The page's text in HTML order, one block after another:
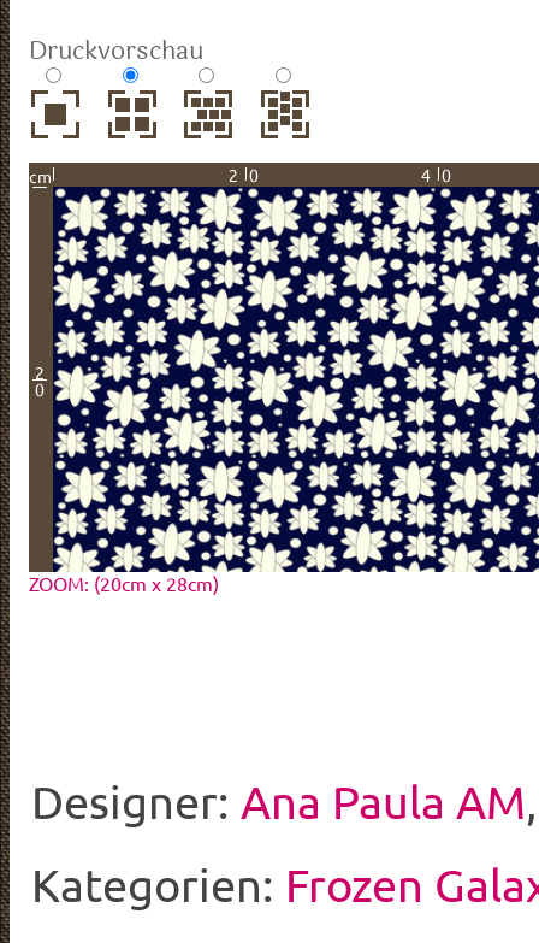
Druckvorschau
cm 20 40
2
0
ZOOM: (20cm x 28cm)
Designer: Ana Paula AM
Kategorien: Frozen